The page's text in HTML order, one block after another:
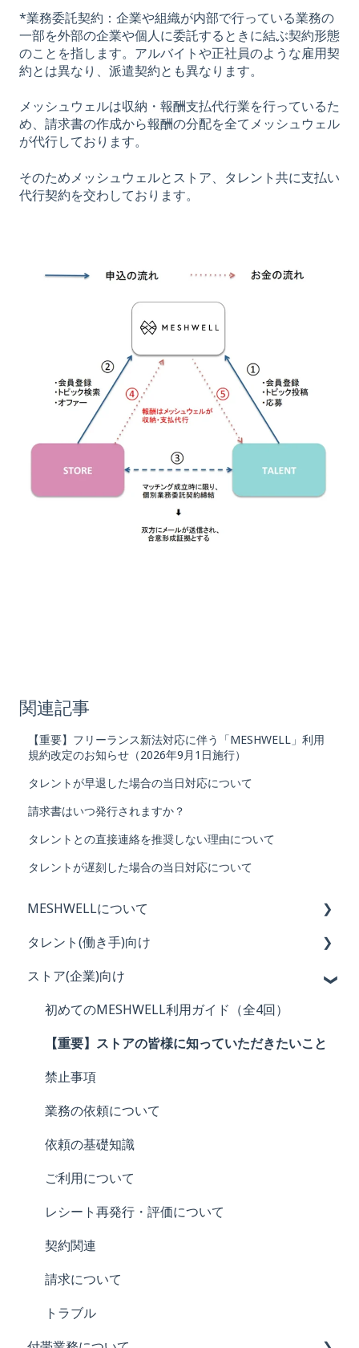
*業務委託契約：企業や組織が内部で行っている業務の
一部を外部の企業や個人に委託するときに結ぶ契約形態
のことを指します。アルバイトや正社員のような雇用契
約とは異なり、派遣契約とも異なります。
メッシュウェルは収納・報酬支払代行業を行っているた
め、請求書の作成から報酬の分配を全てメッシュウェル
が代行しております。
そのためメッシュウェルとストア、タレント共に支払い
代行契約を交わしております。
関連記事
【重要】フリーランス新法対応に伴う「MESHWELL」利用
規約改定のお知らせ（2026年9月1日施行）
タレントが早退した場合の当日対応について
請求書はいつ発行されますか？
タレントとの直接連絡を推奨しない理由について
タレントが遅刻した場合の当日対応について
MESHWELLについて
MESHWELLの概要と特徴
会員登録・退会
ログイン・パスワード
メールアドレス
ユーザー名
評価
MESHWELL内の用語について
タレント(働き手)向け
初めてのMESHWELL利用ガイド（全４回）
MESHWELL ベーシック 〜心構え〜
本人確認
ユーザー名・タレントIDについて
お仕事の方式について
お仕事の注意点
海外からの利用
報酬振込依頼～受取まで
確定申告・源泉徴収・マイナンバーについて
トラブル
ストア(企業)向け
初めてのMESHWELL利用ガイド（全4回）
【重要】ストアの皆様に知っていただきたいこと
禁止事項
業務の依頼について
依頼の基礎知識
ご利用について
レシート再発行・評価について
契約関連
請求について
トラブル